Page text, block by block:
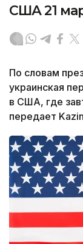
США 21
По словам
украинская
в США, где
передает